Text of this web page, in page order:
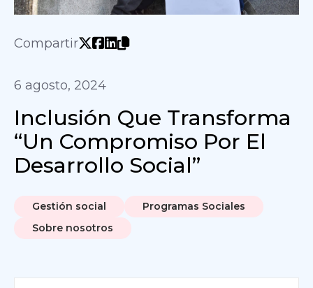
6 agosto, 2024
Inclusión Que Transforma
“Un Compromiso Por El
Desarrollo Social”
Gestión social
Programas Sociales
Sobre nosotros
Compartir